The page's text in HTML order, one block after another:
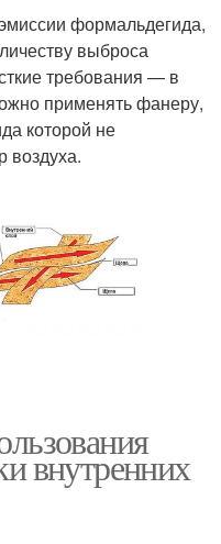
формальдегида,
выброса
требования — в
применять фанеру,
которой не
воздуха.
внутренних